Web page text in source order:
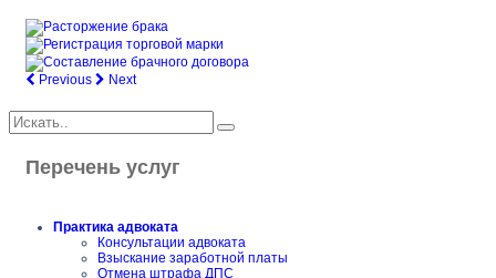
Previous Next
Перечень услуг
Практика адвоката
Консультации адвоката
Взыскание заработной платы
Отмена штрафа ДПС